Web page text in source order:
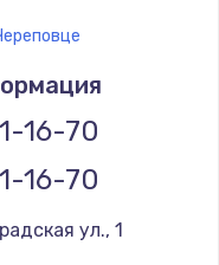
16-70
16-70
ул., 1